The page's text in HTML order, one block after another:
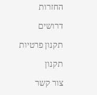
החזרות
דרושים
תקנון פרטיות
תקנון
צור קשר